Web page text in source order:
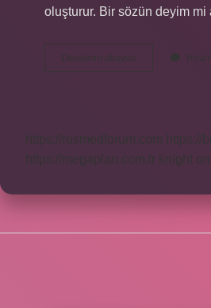
oluşturur. Bir sözün deyim
Devamını okuyun
Olduğunu
https://rosmedforum.com
https://megaplan.com.tr knight